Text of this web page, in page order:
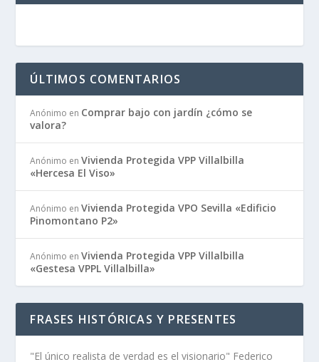
ÚLTIMOS COMENTARIOS
Anónimo en Comprar bajo con jardín ¿cómo se
valora?
Anónimo enVivienda Protegida VPP Villalbilla
«Hercesa El Viso»
Anónimo enVivienda Protegida VPO Sevilla «Edificio
Pinomontano P2»
Anónimo enVivienda Protegida VPP Villalbilla
«Gestesa VPPL Villalbilla»
FRASES HISTÓRICAS Y PRESENTES
"El único realista de verdad es el visionario" Federico